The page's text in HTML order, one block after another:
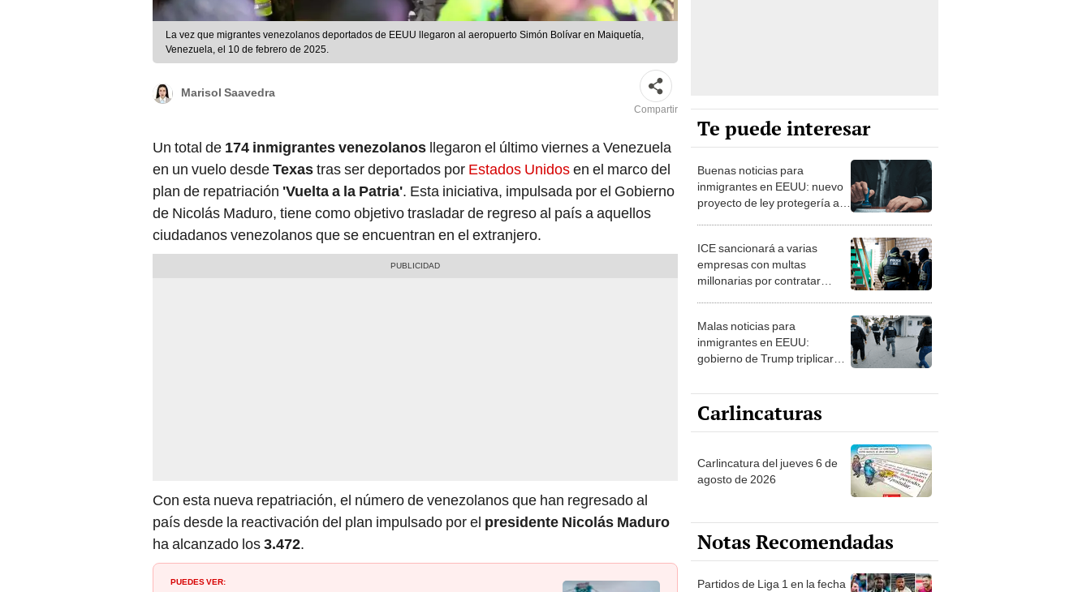
La vez que migrantes venezolanos deportados de EEUU llegaron al aeropuerto Simón Bolívar en Maiquetía,
Venezuela, el 10 de febrero de 2025.
Marisol Saavedra
Compartir
Un total de 174 inmigrantes venezolanos llegaron el último viernes a Venezuela
en un vuelo desdeTexastras ser deportados por Estados Unidosen el marco del
plan de repatriación 'Vuelta a la Patria'. Esta iniciativa, impulsada por el Gobierno
de Nicolás Maduro, tiene como objetivo trasladar de regreso al país a aquellos
ciudadanos venezolanos que se encuentran en el extranjero.
Con esta nueva repatriación, el número de venezolanos que han regresado al
país desde la reactivación del plan impulsado por el presidente Nicolás Maduro
ha alcanzado los3.472.
PUEDES VER:
Te puede interesar
Buenas noticias para
inmigrantes en EEUU: nuevo
proyecto de ley protegería a
ICE sancionará a varias
empresas con multas
millonarias por contratar
Malas noticias para
inmigrantes en EEUU:
gobierno de Trump triplicará
lugares
Carlincaturas
Carlincatura del jueves 6 de
agosto de 2026
Notas Recomendadas
Partidos de Liga 1 en la fecha